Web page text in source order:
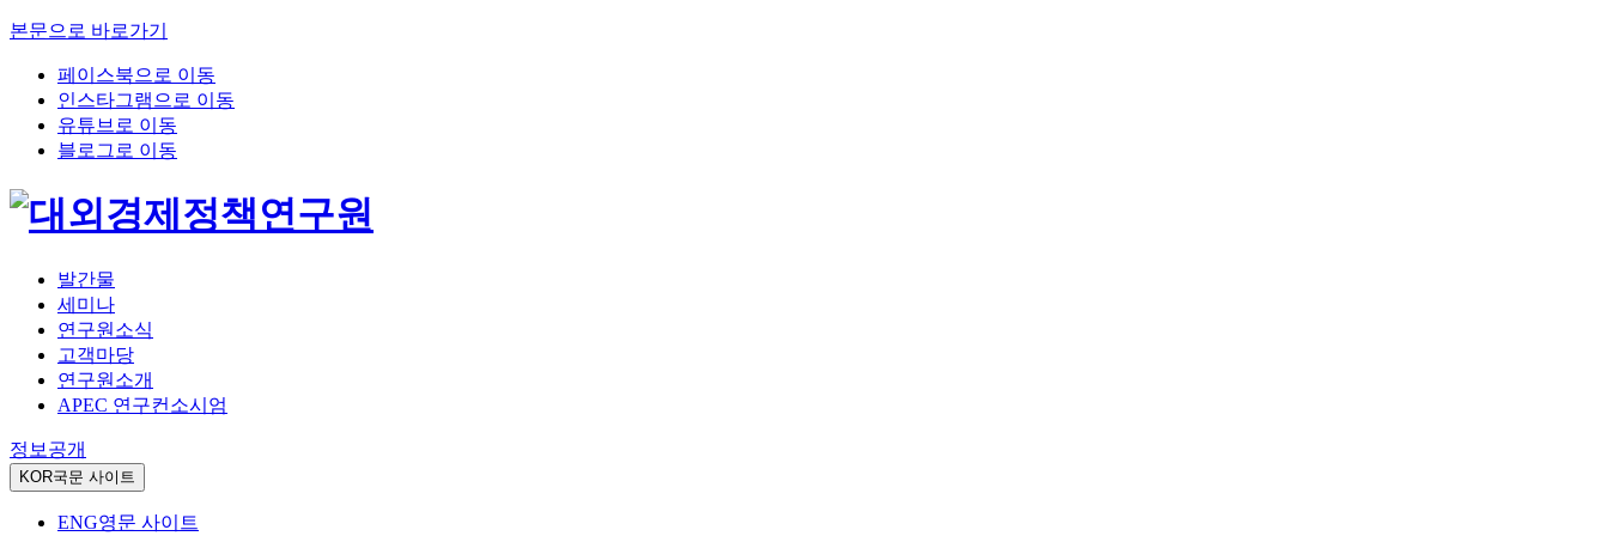
본문으로 바로가기
페이스북으로 이동
인스타그램으로 이동
유튜브로 이동
블로그로 이동
발간물
세미나
연구원소식
고객마당
연구원소개
APEC 연구컨소시엄
정보공개
KOR국문 사이트
ENG영문 사이트